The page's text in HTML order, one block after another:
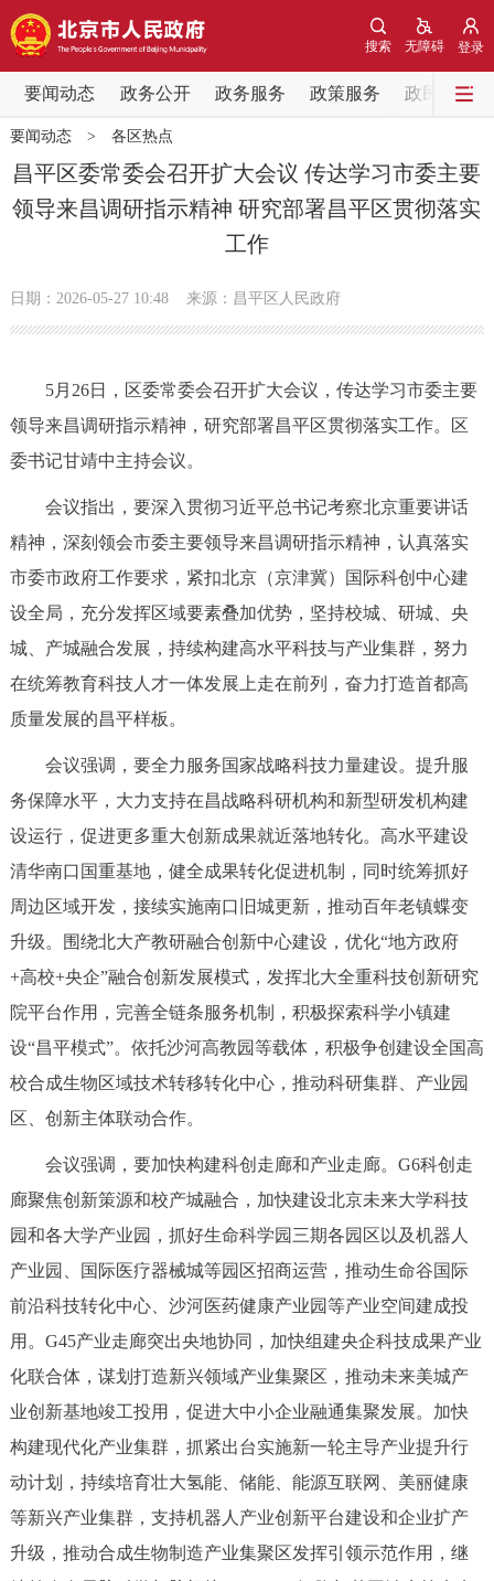
登录
无障碍
搜索
要闻动态 政务公开 政务服务 政策服务 政民互动
要闻动态
党中央精神
北京要闻 会议信息 部门动态
政务公开
市领导 机构职能 政策服务
政策兑现
决策公开
政务服务
中介服务 阳光政务
12345网上接诉即办 我要咨询 我要建议
参与调查 在线访谈 图说互动
北京概况 十六区概览 人文北京
绿色北京
多语种
ENGLISH 한국어 日本語
DEUTSCH FRANÇAIS РУССКИЙ ЯЗЫК
العربية
回到顶部
要闻动态> 各区热点
昌平区委常委会召开扩大会议 传达学习市委主要
领导来昌调研指示精神 研究部署昌平区贯彻落实
工作
日期：2026-05-27 10:48 来源：昌平区人民政府
5月26日，区委常委会召开扩大会议，传达学习市委主要
领导来昌调研指示精神，研究部署昌平区贯彻落实工作。区
委书记甘靖中主持会议。
会议指出，要深入贯彻习近平总书记考察北京重要讲话
精神，深刻领会市委主要领导来昌调研指示精神，认真落实
市委市政府工作要求，紧扣北京（京津冀）国际科创中心建
设全局，充分发挥区域要素叠加优势，坚持校城、研城、央
城、产城融合发展，持续构建高水平科技与产业集群，努力
在统筹教育科技人才一体发展上走在前列，奋力打造首都高
质量发展的昌平样板。
会议强调，要全力服务国家战略科技力量建设。提升服
务保障水平，大力支持在昌战略科研机构和新型研发机构建
设运行，促进更多重大创新成果就近落地转化。高水平建设
清华南口国重基地，健全成果转化促进机制，同时统筹抓好
周边区域开发，接续实施南口旧城更新，推动百年老镇蝶变
升级。围绕北大产教研融合创新中心建设，优化“地方政府
+高校+央企”融合创新发展模式，发挥北大全重科技创新研究
院平台作用，完善全链条服务机制，积极探索科学小镇建
设“昌平模式”。依托沙河高教园等载体，积极争创建设全国高
校合成生物区域技术转移转化中心，推动科研集群、产业园
区、创新主体联动合作。
会议强调，要加快构建科创走廊和产业走廊。G6科创走
廊聚焦创新策源和校产城融合，加快建设北京未来大学科技
园和各大学产业园，抓好生命科学园三期各园区以及机器人
产业园、国际医疗器械城等园区招商运营，推动生命谷国际
前沿科技转化中心、沙河医药健康产业园等产业空间建成投
用。G45产业走廊突出央地协同，加快组建央企科技成果产业
化联合体，谋划打造新兴领域产业集聚区，推动未来美城产
业创新基地竣工投用，促进大中小企业融通集聚发展。加快
构建现代化产业集群，抓紧出台实施新一轮主导产业提升行
动计划，持续培育壮大氢能、储能、能源互联网、美丽健康
等新兴产业集群，支持机器人产业创新平台建设和企业扩产
升级，推动合成生物制造产业集聚区发挥引领示范作用，继